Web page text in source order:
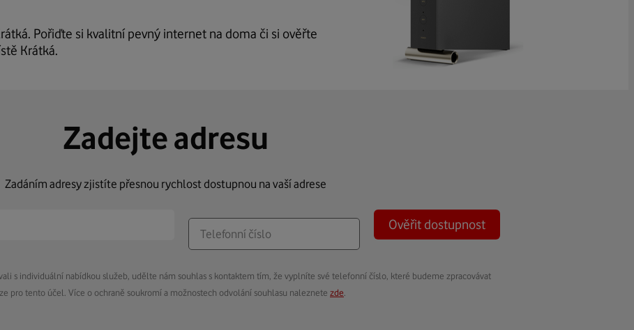
Pořiďte si kvalitní pevný internet na doma či si ověřte
Krátká.
Zadejte adresu
Zadáním adresy zjistíte přesnou rychlost dostupnou na vaší adrese
Ověřit dostupnost
s individuální nabídkou služeb, udělte nám souhlas s kontaktem tím, že vyplníte své telefonní číslo, které budeme zpracovávat
pro tento účel. Více o ochraně soukromí a možnostech odvolání souhlasu naleznete zde